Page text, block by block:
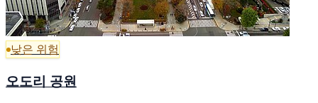
낮은 위험
오도리 공원